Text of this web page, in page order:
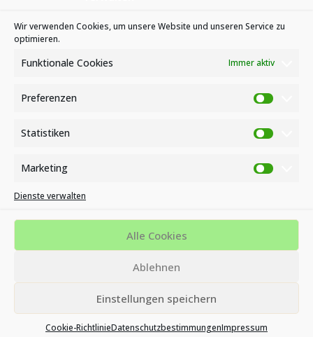
Wir verwenden Cookies, um unsere Website und unseren Service zu
optimieren.
Funktionale Cookies Immer aktiv
Preferenzen
Statistiken
Marketing
Dienste verwalten
Alle Cookies
Ablehnen
Einstellungen speichern
Cookie-RichtlinieDatenschutzbestimmungenImpressum
Kategorien
News
Veranstaltungen
MVZ KINDERWUNSCH- UND ENDOMETRIOSE ZENTRUM AM